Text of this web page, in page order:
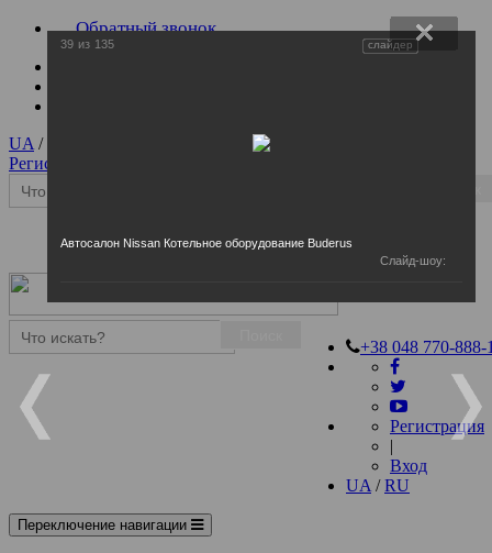
Обратный звонок
UA /
Регистрация
+38 048 770-888-
Регистрация
|
Вход
UA /RU
Переключение навигации
39 из 135 слайдер
Автосалон Nissan Котельное оборудование Buderus
Слайд-шоу: